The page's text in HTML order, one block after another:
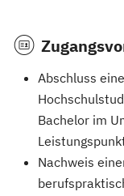
Abschluss
Bachelor im
Nachweis